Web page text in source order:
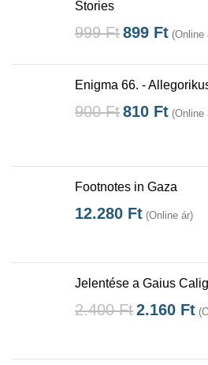
Stories
999Ft899 Ft (Online
Enigma 66. -
900Ft810 Ft (Online
Footnotes in Gaza
12.280 Ft (Online ár)
Jelentése a Gaius
2.400Ft2.160 Ft